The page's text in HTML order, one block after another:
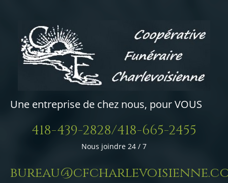
Une entreprise de chez nous, pour VOUS
418-439-2828/418-665-2455
Nous joindre 24 / 7